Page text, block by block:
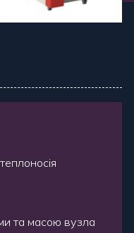
та масою вузла